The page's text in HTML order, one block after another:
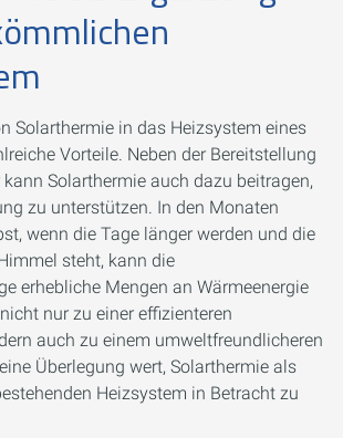
Solarthermie in das Heizsystem eines
Vorteile. Neben der Bereitstellung
Solarthermie auch dazu beitragen,
zu unterstützen. In den Monaten
wenn die Tage länger werden und die
steht, kann die
erhebliche Mengen an Wärmeenergie
nur zu einer effizienteren
auch zu einem umweltfreundlicheren
Überlegung wert, Solarthermie als
Heizsystem in Betracht zu